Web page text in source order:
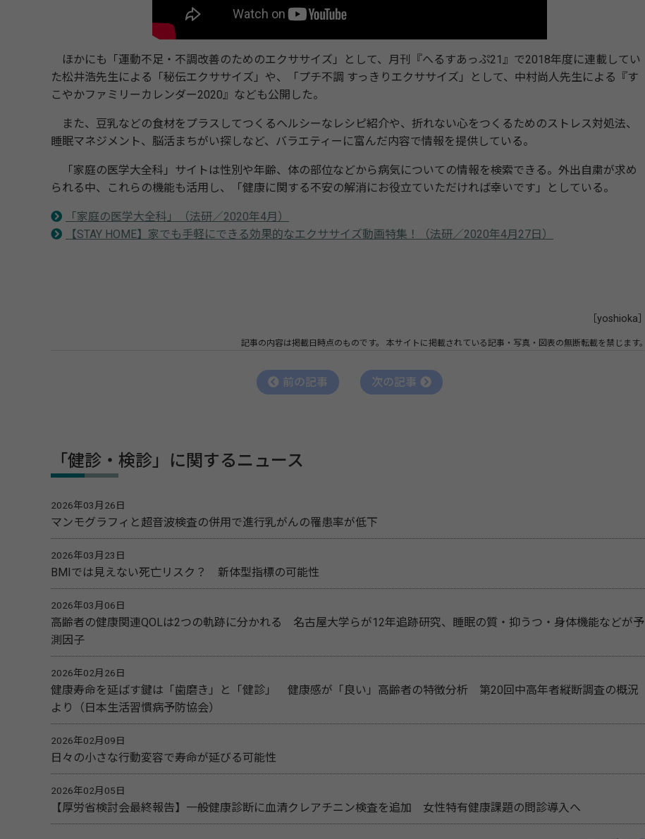
ほかにも「運動不足・不調改善のためのエクササイズ」として、月刊『へるすあっぷ21』で2018年度に連載してい
た松井浩先生による「秘伝エクササイズ」や、「プチ不調 すっきりエクササイズ」として、中村尚人先生による『す
こやかファミリーカレンダー2020』なども公開した。
また、豆乳などの食材をプラスしてつくるヘルシーなレシピ紹介や、折れない心をつくるためのストレス対処法、
睡眠マネジメント、脳活まちがい探しなど、バラエティーに富んだ内容で情報を提供している。
「家庭の医学大全科」サイトは性別や年齢、体の部位などから病気についての情報を検索できる。外出自粛が求め
られる中、これらの機能も活用し、「健康に関する不安の解消にお役立ていただければ幸いです」としている。
「家庭の医学大全科」（法研／2020年4月）
【STAY HOME】家でも手軽にできる効果的なエクササイズ動画特集！（法研／2020年4月27日）
［yoshioka］
記事の内容は掲載日時点のものです。 本サイトに掲載されている記事・写真・図表の無断転載を禁じます。
前の記事 次の記事
「健診・検診」に関するニュース
2026年03月26日
マンモグラフィと超音波検査の併用で進行乳がんの罹患率が低下
2026年03月23日
BMIでは見えない死亡リスク？ 新体型指標の可能性
2026年03月06日
高齢者の健康関連QOLは2つの軌跡に分かれる 名古屋大学らが12年追跡研究、睡眠の質・抑うつ・身体機能などが予
測因子
2026年02月26日
健康寿命を延ばす鍵は「歯磨き」と「健診」 健康感が「良い」高齢者の特徴分析 第20回中高年者縦断調査の概況
より（日本生活習慣病予防協会）
2026年02月09日
日々の小さな行動変容で寿命が延びる可能性
2026年02月05日
【厚労省検討会最終報告】一般健康診断に血清クレアチニン検査を追加 女性特有健康課題の問診導入へ